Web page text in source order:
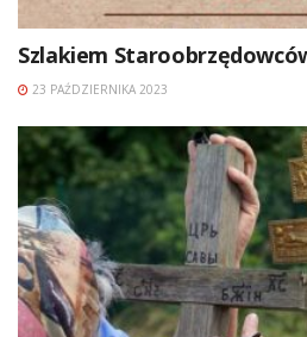
Szlakiem
23 PAŹDZIERNIKA 2023